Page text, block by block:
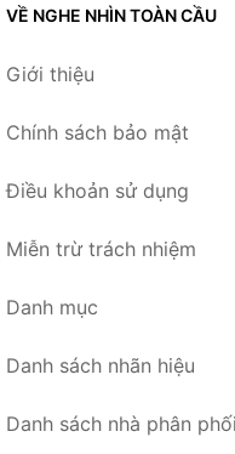
VỀ NGHE NHÌN TOÀN CẦU
Giới thiệu
Chính sách bảo mật
Điều khoản sử dụng
Miễn trừ trách nhiệm
Danh mục
Danh sách nhãn hiệu
Danh sách nhà phân phối